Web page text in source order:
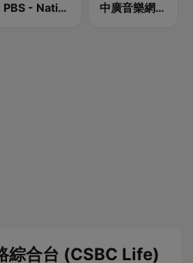
PBS - National Transportation 中廣音樂網 i Radio FM96.3
綜合台 (CSBC Life)